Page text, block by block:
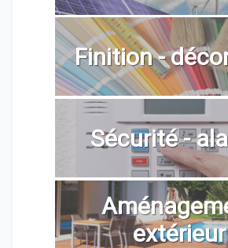
Finition -
Sécurité -
extérieur